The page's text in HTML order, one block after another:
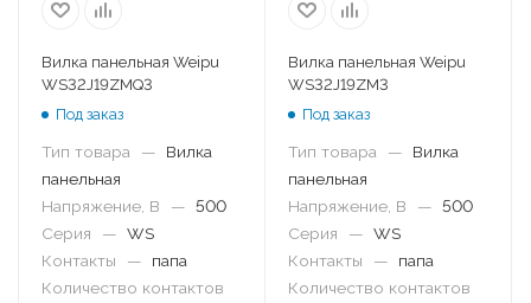
Вилка панельная Weipu
WS32J19ZMQ3
Под заказ
Тип товара —
Вилка
панельная
Напряжение, В
— 500
Серия
— WS
Контакты
—
папа
Количество контактов
Вилка панельная Weipu
WS32J19ZM3
Под заказ
Тип товара —
Вилка
панельная
Напряжение, В
— 500
Серия
— WS
Контакты
—
папа
Количество контактов